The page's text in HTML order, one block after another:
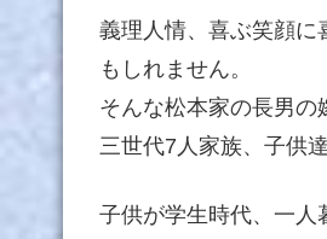
義理人情、喜ぶ笑顔に
もしれません。
そんな松本家の長男の
三世代7人家族、子供
子供が学生時代、一人